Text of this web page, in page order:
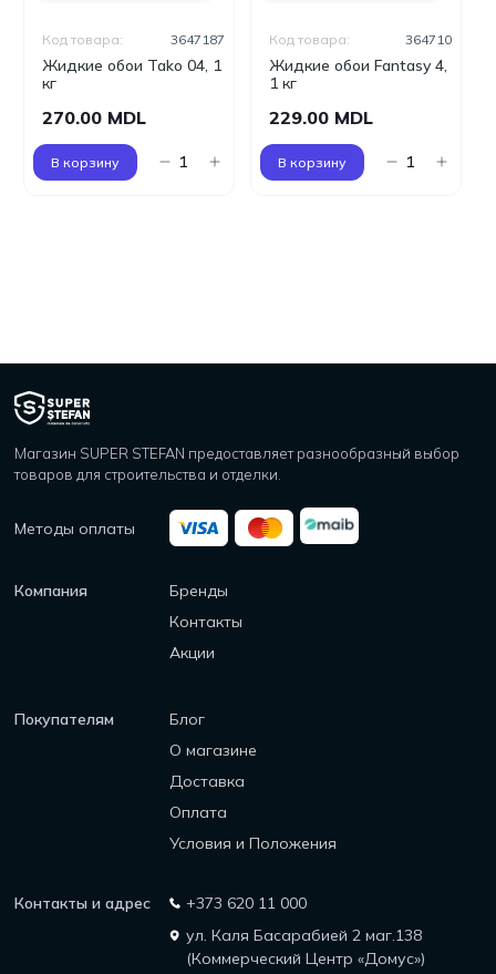
Жидкие обои Tako 04, 1
кг
Код товара: 3647187
270.00 MDL
В корзину
Жидкие обои Fantasy 4,
1 кг
Код товара: 364710
229.00 MDL
В корзину
Магазин SUPER STEFAN предоставляет разнообразный выбор
товаров для строительства и отделки.
Методы оплаты
Компания
Бренды
Контакты
Акции
Покупателям
Блог
О магазине
Доставка
Оплата
Условия и Положения
Контакты и адрес
+373 620 11 000
ул. Каля Басарабией 2 маг.138
(Коммерческий Центр «Домус»)